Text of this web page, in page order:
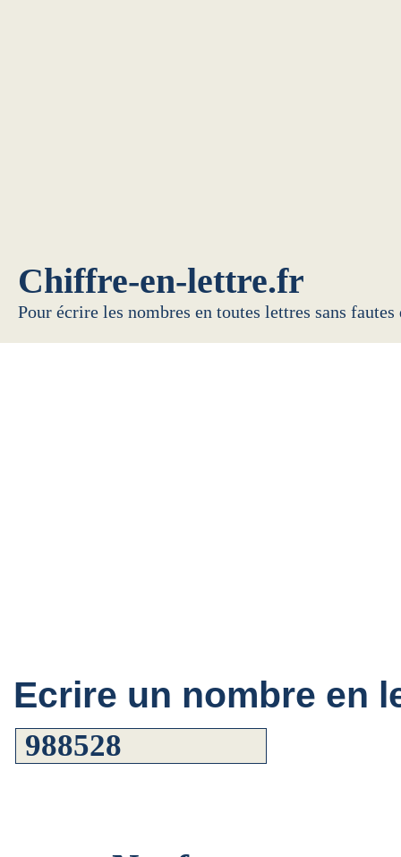
Chiffre-en-lettre.fr
Pour écrire les nombres en toutes lettres sans
Ecrire un nombre en